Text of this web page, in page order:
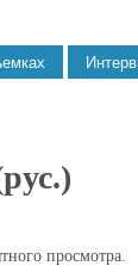
просмотра.